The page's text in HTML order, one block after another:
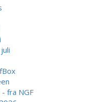
fra NGF